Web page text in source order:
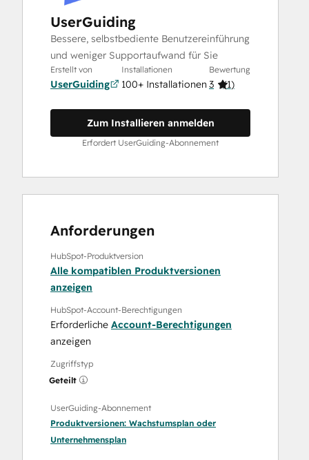
UserGuiding
Bessere, selbstbediente Benutzereinführung
und weniger Supportaufwand für Sie
Erstellt von
UserGuiding
Installationen
100+ Installationen
Bewertung
3 (1)
Zum Installieren anmelden
Erfordert UserGuiding-Abonnement
Anforderungen
HubSpot-Produktversion
Alle kompatiblen Produktversionen
anzeigen
HubSpot-Account-Berechtigungen
Erforderliche Account-Berechtigungen
anzeigen
Zugriffstyp
Geteilt
UserGuiding-Abonnement
Produktversionen: Wachstumsplan oder
Unternehmensplan